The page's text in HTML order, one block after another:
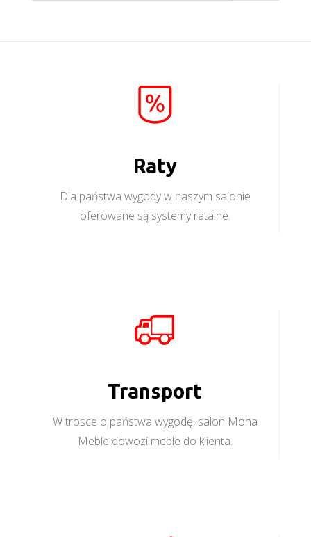
Raty
Dla państwa wygody w naszym salonie
oferowane są systemy ratalne.
Transport
W trosce o państwa wygodę, salon Mona
Meble dowozi meble do klienta.